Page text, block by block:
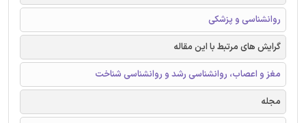
روانشناسی و پزشکی
گرایش های مرتبط با این مقاله
مغز و اعصاب، روانشناسی رشد و روانشناسی شناخت
مجله